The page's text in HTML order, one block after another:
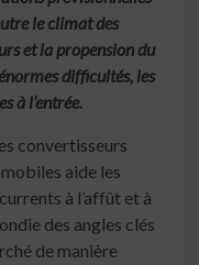
le climat des
et la propension du
difficultés, les
à l’entrée.
convertisseurs
aide les
à l’affût et à
des angles clés
de manière